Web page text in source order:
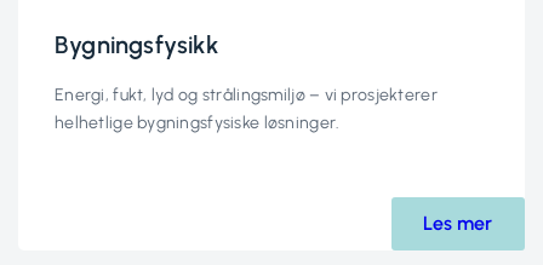
Bygningsfysikk
Energi, fukt, lyd og strålingsmiljø – vi prosjekterer
helhetlige bygningsfysiske løsninger.
Les mer